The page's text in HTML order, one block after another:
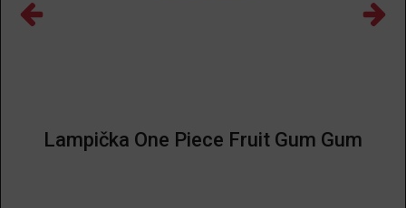
Lampička One Piece Fruit Gum Gum